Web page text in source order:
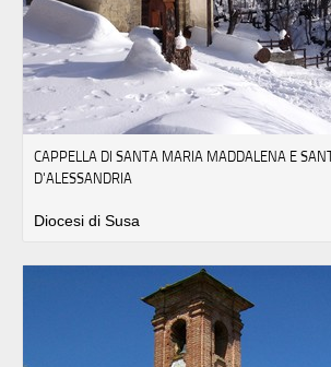
CAPPELLA DI SANTA MARIA MADDALENA E
D'ALESSANDRIA
Diocesi di Susa